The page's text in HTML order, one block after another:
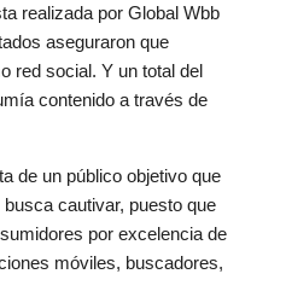
realizada por Global Wbb
aseguraron que
red social. Y un total del
contenido a través de
de un público objetivo que
cautivar, puesto que
por excelencia de
móviles, buscadores,